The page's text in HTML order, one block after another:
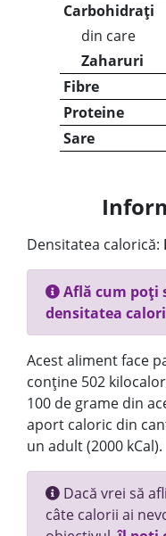
Carbohidrați
din care
Zaharuri
Fibre
Proteine
Sare
Densitatea calorică:
Află cum poți
densitatea
Acest aliment face
conține 502
100 de grame din
aport caloric din
un adult (2000 kCal).
Dacă vrei să
câte calorii ai